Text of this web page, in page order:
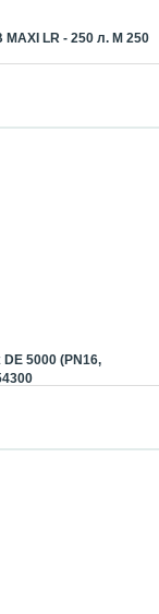
LR - 250 л. M 250
5000 (PN16,